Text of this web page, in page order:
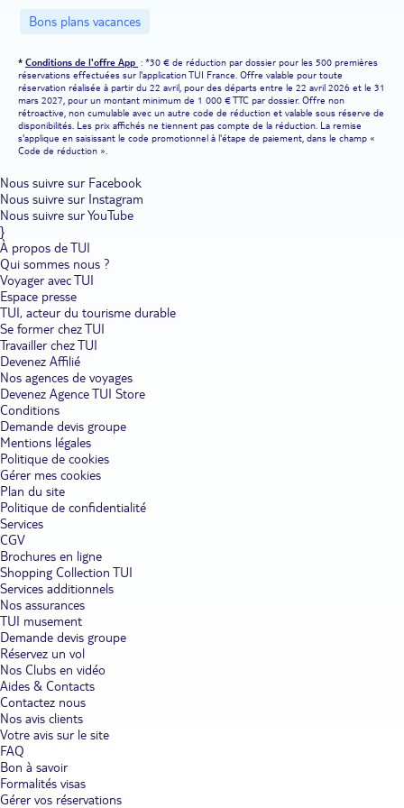
balnéaires animées côtoient les villages préservés dans un cadre de
carte postale. Les bons plans hôtels et clubs à Corfou sont installés
dans des sites d'exception. En plus d'une ravissante piscine en plein
air, ils offrent un accès facile à la plage. Certains sont situés en
bord de mer. Vous admirez inlassablement les montagnes
verdoyantes, les eaux cristallines et les champs d'oliviers. L'île
compte de nombreux vestiges des dominations vénitienne,
vieille ville de Corfou est d'ailleurs classée au patrimoine mondial
de l'humanité par l'UNESCO. Au niveau de la météo, profitez d'un
climat méditerranéen agréable. La situation privilégiée de l'île dans
formalités de voyage sont faciles pour visiter Corfou. Pas besoin de
convertir vos devises, vous restez dans la zone euro.
Visiter Corfou en famille, en couple, entre amis ou en
solo.Corfou possède plusieurs visages. Cette destination peut être
familiale, romantique, naturelle ou festive selon les activités que
vous pratiquez seul(e) ou accompagné(e). Les hôtels et clubs à
Corfou s'adaptent à toutes vos envies. Si vous partez en couple,
nous vous recommandons de préférer la gamme TUI Sensimar. Ces
établissements de charme sont exclusivement réservés aux
vacanciers de plus de 16 ans. Le séjour est placé sous le signe de la
détente, des soins en spa et des dîners en tête-à-tête. Les familles
optent volontiers pour les clubs Lookéa ou Marmara. Les services
conçus pour les enfants et le programme d'animations promettent
des moments inoubliables ensemble. Vous pouvez sélectionner les
points forts de votre hôtel ou club à Corfou. Il suffit d'utiliser les
filtres disponibles sur le site. Envie d'une salle de fitness, d'un
centre de plongée, d'une discothèque ou d'un terrain de tennis ?
Cochez la case correspondante dans le menu « équipements ».
séjour dans un hôtel ou un club à Corfou pour explorer cette île
splendide de la mer Ionienne. Voici quelques-unes de ses
attractions. La vieille ville de Corfou offre une parenthèse hors du
temps lorsque vous flânez dans ses ruelles médiévales. Il y règne
une douceur de vivre contagieuse. Les fortifications vénitiennes
témoignent de son histoire fascinante. Saviez-vous que
l'impératrice Sissi passait ses étés dans le palais Achilleion à Corfou
? Visitez l'édifice et ses somptueux jardins. Les amateurs de
randonnée se lancent avec plaisir sur le sentier qui parcourt l'île du
nord au sud. Les tourtereaux tentent de traverser le canal d'Amour
à la nage. La légende promet des sentiments éternels à ceux qui
réussissent. Les plages de Kavas et de Sidari ravissent les
noctambules. Votre hôtel ou club à Corfou organise des tours et
des activités intéressantes pour tous les goûts. Ne manquez pas de
Découvertes culinaires et culturelles.
églises et monastères orthodoxes. Ils font partie du patrimoine
Bons plans vacances
* Conditions de l'offre App : *30 € de réduction par dossier pour les 500 premières
réservations effectuées sur l'application TUI France. Offre valable pour toute
réservation réalisée à partir du 22 avril, pour des départs entre le 22 avril 2026 et le 31
mars 2027, pour un montant minimum de 1 000 € TTC par dossier. Offre non
rétroactive, non cumulable avec un autre code de réduction et valable sous réserve de
disponibilités. Les prix affichés ne tiennent pas compte de la réduction. La remise
s'applique en saisissant le code promotionnel à l'étape de paiement, dans le champ «
Code de réduction ».
Nous suivre sur Facebook
Nous suivre sur Instagram
Nous suivre sur YouTube
}
À propos de TUI
Qui sommes nous ?
Voyager avec TUI
Espace presse
TUI, acteur du tourisme durable
Se former chez TUI
Travailler chez TUI
Devenez Affilié
Nos agences de voyages
Devenez Agence TUI Store
Conditions
Demande devis groupe
Mentions légales
Politique de cookies
Gérer mes cookies
Plan du site
Politique de confidentialité
Services
CGV
Brochures en ligne
Shopping Collection TUI
Services additionnels
Nos assurances
TUI musement
Demande devis groupe
Réservez un vol
Nos Clubs en vidéo
Aides & Contacts
Contactez nous
Nos avis clients
Votre avis sur le site
FAQ
Bon à savoir
Formalités visas
Gérer vos réservations